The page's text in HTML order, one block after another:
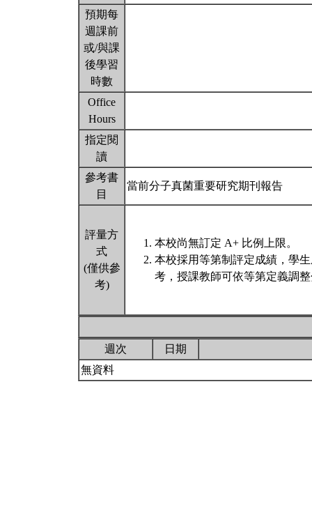
預期每
週課前
或/與課
後學習
時數
Office
Hours
指定閱
讀
參考書
目
當前分子真菌重要研究期刊報告
評量方
式
(僅供參
考)
本校尚無訂定 A+ 比例上限。
本校採用等第制評定成績，學
考，授課教師可依等第定義調
週次
日期
無資料